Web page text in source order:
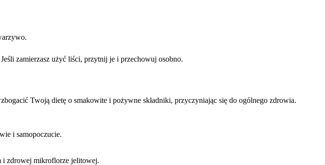
zamierzasz użyć liści, przytnij je i przechowuj osobno.
Twoją dietę o smakowite i pożywne składniki, przyczyniając się do ogólnego zdrowia.
i samopoczucie.
i zdrowej mikroflorze jelitowej.